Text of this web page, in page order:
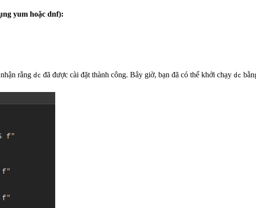
yum hoặc dnf):
rằng dc đã được cài đặt thành công. Bây giờ, bạn đã có thể khởi chạy dc